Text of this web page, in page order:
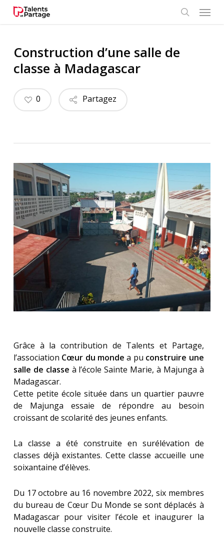
Menu
Construction d’une salle de
classe à Madagascar
Partagez
0
Grâce à la contribution de Talents et Partage,
l’association Cœur du monde a pu construire une
salle de classe à l’école Sainte Marie, à Majunga à
Madagascar.
Cette petite école située dans un quartier pauvre
de Majunga essaie de répondre au besoin
croissant de scolarité des jeunes enfants.
La classe a été construite en surélévation de
classes déjà existantes. Cette classe accueille une
soixantaine d’élèves.
Du 17 octobre au 16 novembre 2022, six membres
du bureau de Cœur Du Monde se sont déplacés à
Madagascar pour visiter l’école et inaugurer la
nouvelle classe construite.